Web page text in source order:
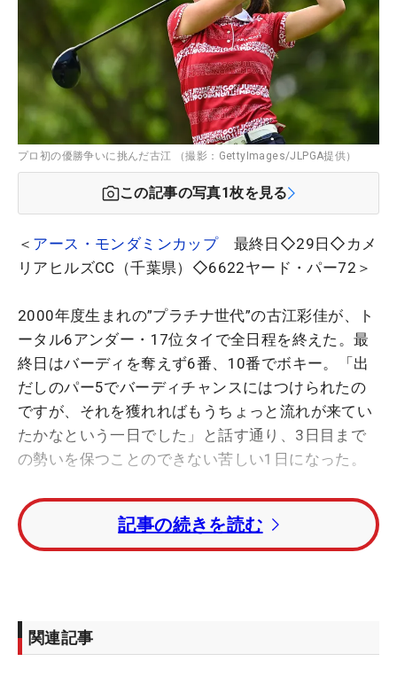
プロ初の優勝争いに挑んだ古江 （撮影：GettyImages/JLPGA提供）
この記事の写真1枚を見る
＜ アース・モンダミンカップ最終日◇29日◇カメ
リアヒルズCC（千葉県）◇6622ヤード・パー72＞
2000年度生まれの”プラチナ世代”の古江彩佳が、ト
ータル6アンダー・17位タイで全日程を終えた。最
終日はバーディを奪えず6番、10番でボキー。「出
だしのパー5でバーディチャンスにはつけられたの
ですが、それを獲れればもうちょっと流れが来てい
たかなという一日でした」と話す通り、3日目まで
の勢いを保つことのできない苦しい1日になった。
切り返しがバツグン！ 古江彩佳のドライバースイ
ング【連続写真】
えた時点でトータルスコアを8アンダーまで伸ば
し、2日目の25位タイから2位タイに大きく順位を上
記事の続きを読む
関連記事